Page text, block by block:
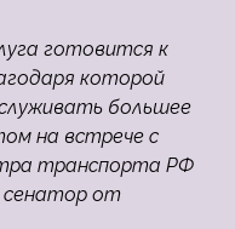
готовится к
которой
большее
на встрече с
транспорта РФ
сенатор от